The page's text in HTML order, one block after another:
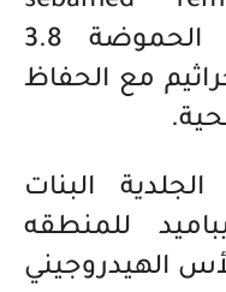
intimate wash بدرجة الحموضة 3.8
مع الحفاظ
البنات
للمنطقه
الهيدروجيني